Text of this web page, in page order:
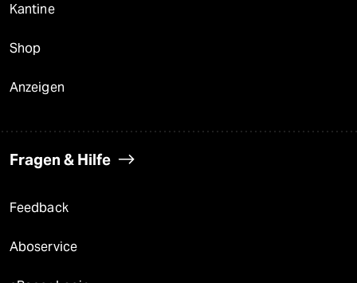
Kantine
Shop
Anzeigen
Fragen & Hilfe
Feedback
Aboservice